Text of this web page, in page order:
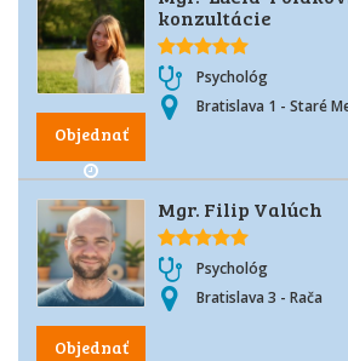
Objednať
konzultácie
Psychológ
Bratislava 1 - Staré
Objednať
Mgr. Filip Valúch
Psychológ
Bratislava 3 - Rača